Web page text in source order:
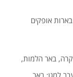
אופקים
באר הלמות,